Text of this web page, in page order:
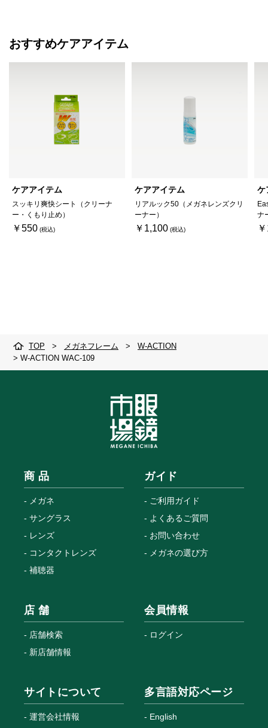
おすすめケアアイテム
ケアアイテム
スッキリ爽快シート（クリーナ
ー・くもり止め）
￥550
ケアアイテム
リアルック50（メガネレンズクリ
ーナー）
￥1,100
ケ
ナ
TOP > メガネフレーム >
W-ACTION
> W-ACTION WAC-109
商 品
メガネ
サングラス
レンズ
コンタクトレンズ
補聴器
ガイド
ご利用ガイド
よくあるご質問
お問い合わせ
メガネの選び方
店 舗
店舗検索
新店舗情報
会員情報
ログイン
サイトについて
運営会社情報
多言語対応ページ
English